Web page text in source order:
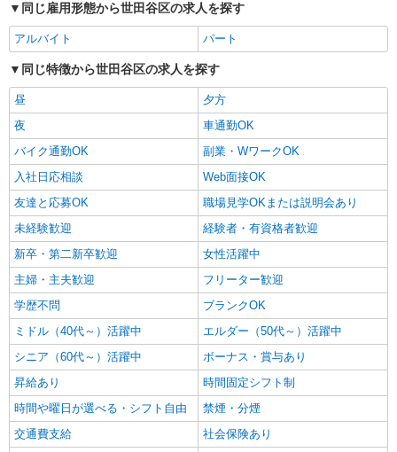
同じ雇用形態から世田谷区の求人を探す
アルバイト パート
同じ特徴から世田谷区の求人を探す
昼
夕方
夜
車通勤OK
バイク通勤OK
副業・WワークOK
入社日応相談
Web面接OK
友達と応募OK
職場見学OKまたは説明会あり
未経験歓迎
経験者・有資格者歓迎
新卒・第二新卒歓迎
女性活躍中
主婦・主夫歓迎
フリーター歓迎
学歴不問
ブランクOK
ミドル（40代～）活躍中
エルダー（50代～）活躍中
シニア（60代～）活躍中
ボーナス・賞与あり
昇給あり
時間固定シフト制
時間や曜日が選べる・シフト自由
禁煙・分煙
交通費支給
社会保険あり